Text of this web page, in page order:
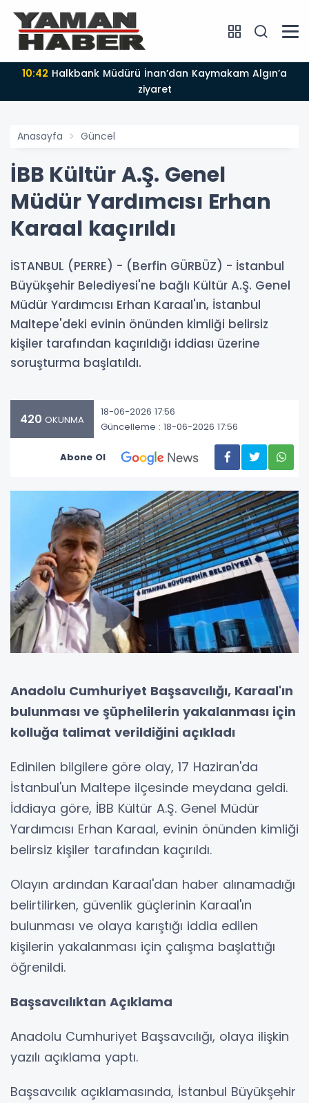
10:42
ziyaret
Anasayfa Güncel
İBB Kültür A.Ş. Genel
Müdür Yardımcısı Erhan
Karaal kaçırıldı
İSTANBUL (PERRE) - (Berfin GÜRBÜZ) - İstanbul
Büyükşehir Belediyesi'ne bağlı Kültür A.Ş. Genel
Müdür Yardımcısı Erhan Karaal'ın, İstanbul
Maltepe'deki evinin önünden kimliği belirsiz
kişiler tarafından kaçırıldığı iddiası üzerine
soruşturma başlatıldı.
420 OKUNMA
18-06-2026 17:56
Güncelleme : 18-06-2026 17:56
Abone Ol
Anadolu Cumhuriyet Başsavcılığı, Karaal'ın
bulunması ve şüphelilerin yakalanması için
kolluğa talimat verildiğini açıkladı
Edinilen bilgilere göre olay, 17 Haziran'da
İstanbul'un Maltepe ilçesinde meydana geldi.
İddiaya göre, İBB Kültür A.Ş. Genel Müdür
Yardımcısı Erhan Karaal, evinin önünden kimliği
belirsiz kişiler tarafından kaçırıldı.
Olayın ardından Karaal'dan haber alınamadığı
belirtilirken, güvenlik güçlerinin Karaal'ın
bulunması ve olaya karıştığı iddia edilen
kişilerin yakalanması için çalışma başlattığı
öğrenildi.
Başsavcılıktan Açıklama
Anadolu Cumhuriyet Başsavcılığı, olaya ilişkin
yazılı açıklama yaptı.
Başsavcılık açıklamasında, İstanbul Büyükşehir